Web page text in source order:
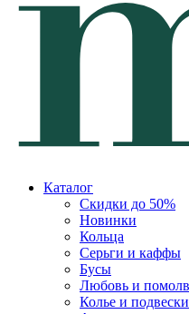
Каталог
Скидки до 50%
Новинки
Кольца
Серьги и каффы
Бусы
Любовь и
Колье и подвески